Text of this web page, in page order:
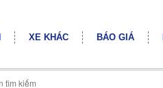
XE KHÁC BÁO GIÁ